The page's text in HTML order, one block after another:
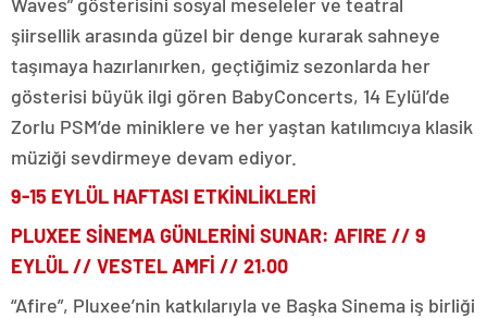
şiirsellik arasında güzel bir denge kurarak sahneye
taşımaya hazırlanırken, geçtiğimiz sezonlarda her
gösterisi büyük ilgi gören BabyConcerts, 14 Eylül’de
Zorlu PSM’de miniklere ve her yaştan katılımcıya klasik
müziği sevdirmeye devam ediyor.
9-15 EYLÜL HAFTASI ETKİNLİKLERİ
PLUXEE SİNEMA GÜNLERİNİ SUNAR: AFIRE // 9
EYLÜL// VESTEL AMFİ // 21.00
“Afire”, Pluxee’nin katkılarıyla ve Başka Sinema iş birliği